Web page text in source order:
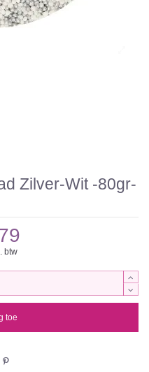
Zilver-Wit -80gr-
btw
toe